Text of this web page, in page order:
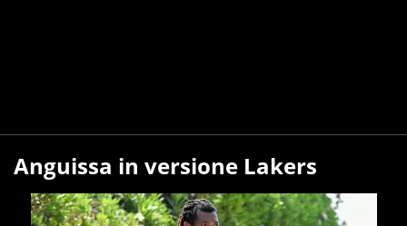
Anguissa in versione Lakers